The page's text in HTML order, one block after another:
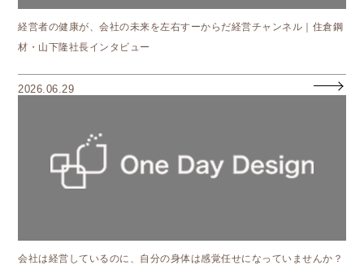
経営者の健康が、会社の未来を左右すーからだ経営チャンネル｜住倉鋼
材・山下隆社長インタビュー
2026.06.29
会社は経営しているのに、自分の身体は感覚任せになっていませんか？